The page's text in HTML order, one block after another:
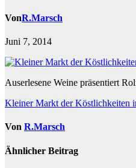
VonR.Marsch
Juni 7, 2014
Auserlesene Weine präsentiert
Beitragsnavigation
Kleiner Markt der Köstlichkeiten
Von R.Marsch
Ähnlicher Beitrag